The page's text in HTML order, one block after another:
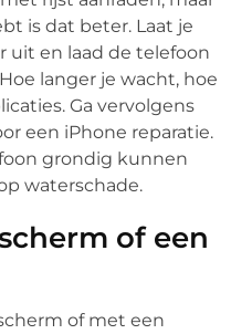
is dat beter. Laat je
uit en laad de telefoon
langer je wacht, hoe
Ga vervolgens
een iPhone reparatie.
grondig kunnen
waterschade.
of een
of met een